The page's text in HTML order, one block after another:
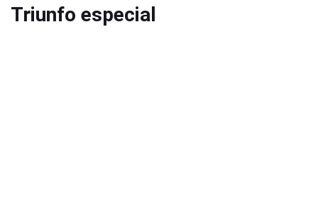
Triunfo especial